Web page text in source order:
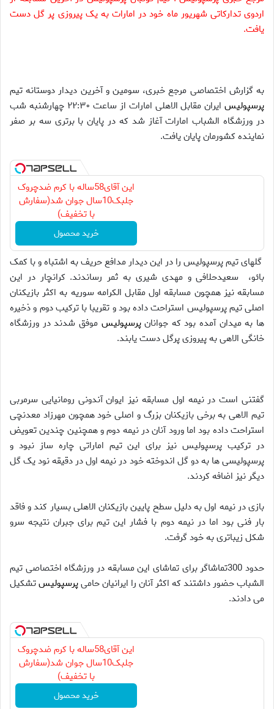
اردوی تدارکاتی شهریور ماه خود در امارات به یک پیروزی پر گل دست
یافت.
به گزارش اختصاصی مرجع خبری، سومین و آخرین دیدار دوستانه تیم
پرسپولیس
ایران مقابل الاهلی امارات از ساعت ۲۲:۳۰ چهارشنبه شب
در ورزشگاه الشباب امارات آغاز شد که در پایان با برتری سه بر صفر
نماینده کشورمان پایان یافت.
این آقای58ساله با کرم ضدچروک
جلبک10سال جوان شد(سفارش
با تخفیف)
خرید محصول
گلهای تیم پرسپولیس را در این دیدار مدافع حریف به اشتباه و با کمک
بائو، سعیدحلافی و مهدی شیری به ثمر رساندند. کرانچار در این
مسابقه نیز همچون مسابقه اول مقابل الکرامه سوریه به اکثر بازیکنان
اصلی تیم پرسپولیس استراحت داده بود و تقریبا با ترکیب دوم و ذخیره
ها به میدان آمده بود که جوانانپرسپولیس موفق شدند در ورزشگاه
خانگی الاهی به پیروزی پرگل دست یابند.
گفتنی است در نیمه اول مسابقه نیز ایوان آندونی رومانیایی سرمربی
تیم الاهی به برخی بازیکنان بزرگ و اصلی خود همچون مهرزاد معدنچی
استراحت داده بود اما ورود آنان در نیمه دوم و همچنین چندین تعویض
در ترکیب پرسپولیس نیز برای این تیم اماراتی چاره ساز نبود و
پرسپولیسی ها به دو گل اندوخته خود در نیمه اول در دقیقه نود یک گل
دیگر نیز اضافه کردند.
بازی در نیمه اول به دلیل سطح پایین بازیکنان الاهلی بسیار کند و فاقد
بار فنی بود اما در نیمه دوم با فشار این تیم برای جبران نتیجه سرو
شکل زیباتری به خود گرفت.
حدود 300تماشاگر برای تماشای این مسابقه در ورزشگاه اختصاصی تیم
الشباب حضور داشتند که اکثر آنان را ایرانیان حامیپرسپولیستشکیل
می دادند.
این آقای58ساله با کرم ضدچروک
جلبک10سال جوان شد(سفارش
با تخفیف)
خرید محصول